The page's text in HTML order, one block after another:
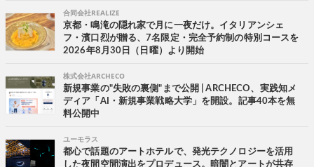
合同会社REALIZE
京都・鳴滝の隠れ家で月に一夜だけ。イタリアンシェ
フ・濱口烈が贈る、7名限定・完全予約制の特別コースを
2026年8月30日（日曜）より開始
株式会社ARCHECO
新規事業の"失敗の裏側"まで公開 | ARCHECO、実践知メ
ディア「AI・新規事業戦略大学」を開設。記事40本を無
料公開中
ユーモラス
都心で話題のアートホテルで、発光テクノロジーを活用
した夜間空間演出をプロデュース。暗闇とアートが共存